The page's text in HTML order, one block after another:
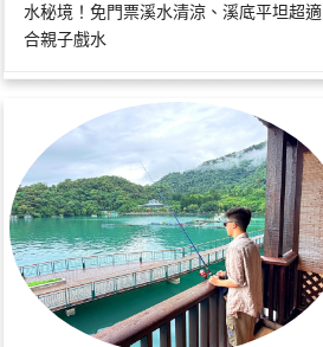
水秘境！免門票溪水清涼、溪底平坦超適
合親子戲水